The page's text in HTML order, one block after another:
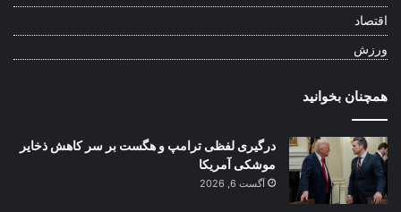
اقتصاد
ورزش
همچنان بخوانید
درگیری لفظی ترامپ و هگست بر سر کاهش ذخایر
موشکی آمریکا
آگست 6, 2026